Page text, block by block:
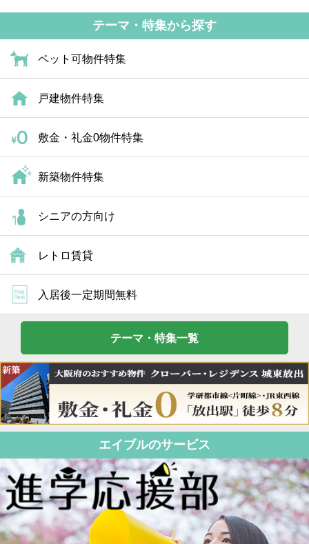
テーマ・特集から探す
ペット可物件特集
戸建物件特集
敷金・礼金0物件特集
新築物件特集
シニアの方向け
レトロ賃貸
入居後一定期間無料
テーマ・特集一覧
エイブルのサービス